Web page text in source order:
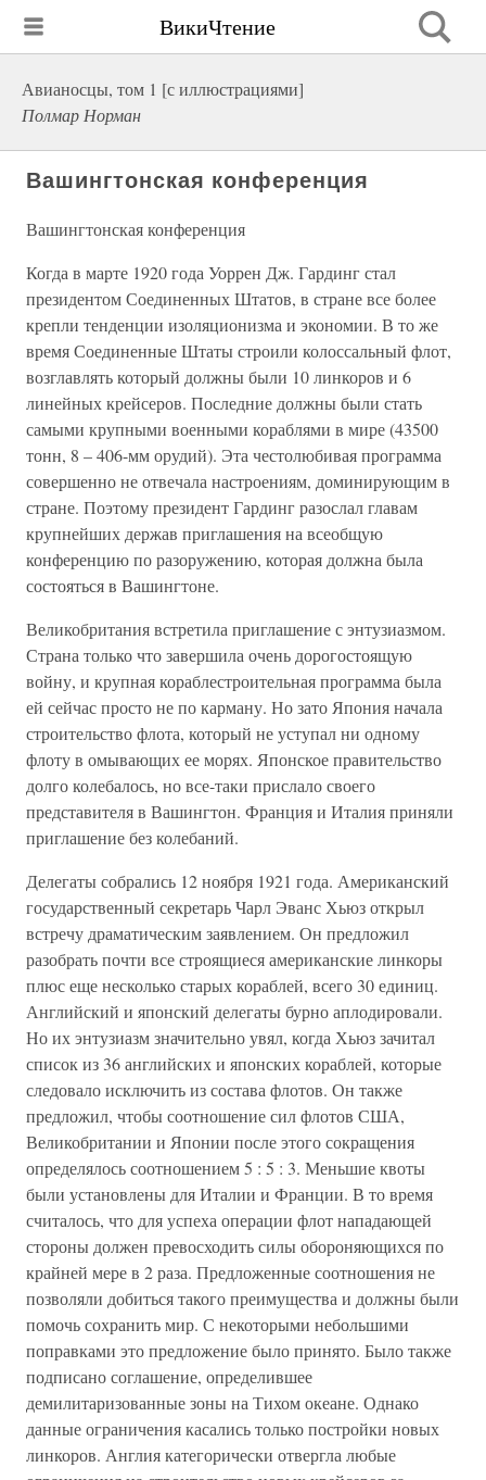
ВикиЧтение
Авианосцы, том 1 [с иллюстрациями]
Полмар Норман
Вашингтонская конференция
Вашингтонская конференция
Когда в марте 1920 года Уоррен Дж. Гардинг стал
президентом Соединенных Штатов, в стране все более
крепли тенденции изоляционизма и экономии. В то же
время Соединенные Штаты строили колоссальный флот,
возглавлять который должны были 10 линкоров и 6
линейных крейсеров. Последние должны были стать
самыми крупными военными кораблями в мире (43500
тонн, 8 – 406-мм орудий). Эта честолюбивая программа
совершенно не отвечала настроениям, доминирующим в
стране. Поэтому президент Гардинг разослал главам
крупнейших держав приглашения на всеобщую
конференцию по разоружению, которая должна была
состояться в Вашингтоне.
Великобритания встретила приглашение с энтузиазмом.
Страна только что завершила очень дорогостоящую
войну, и крупная кораблестроительная программа была
ей сейчас просто не по карману. Но зато Япония начала
строительство флота, который не уступал ни одному
флоту в омывающих ее морях. Японское правительство
долго колебалось, но все-таки прислало своего
представителя в Вашингтон. Франция и Италия приняли
приглашение без колебаний.
Делегаты собрались 12 ноября 1921 года. Американский
государственный секретарь Чарл Эванс Хьюз открыл
встречу драматическим заявлением. Он предложил
разобрать почти все строящиеся американские линкоры
плюс еще несколько старых кораблей, всего 30 единиц.
Английский и японский делегаты бурно аплодировали.
Но их энтузиазм значительно увял, когда Хьюз зачитал
список из 36 английских и японских кораблей, которые
следовало исключить из состава флотов. Он также
предложил, чтобы соотношение сил флотов США,
Великобритании и Японии после этого сокращения
определялось соотношением 5 : 5 : 3. Меньшие квоты
были установлены для Италии и Франции. В то время
считалось, что для успеха операции флот нападающей
стороны должен превосходить силы обороняющихся по
крайней мере в 2 раза. Предложенные соотношения не
позволяли добиться такого преимущества и должны были
помочь сохранить мир. С некоторыми небольшими
поправками это предложение было принято. Было также
подписано соглашение, определившее
демилитаризованные зоны на Тихом океане. Однако
данные ограничения касались только постройки новых
линкоров. Англия категорически отвергла любые